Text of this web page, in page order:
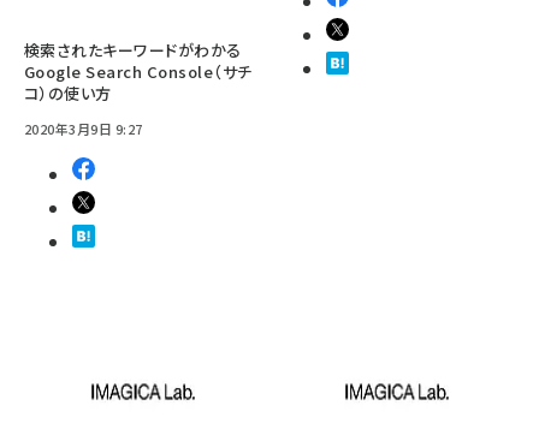
検索されたキーワードがわかる
Google Search Console（サチ
コ）の使い方
2020年3月9日 9:27